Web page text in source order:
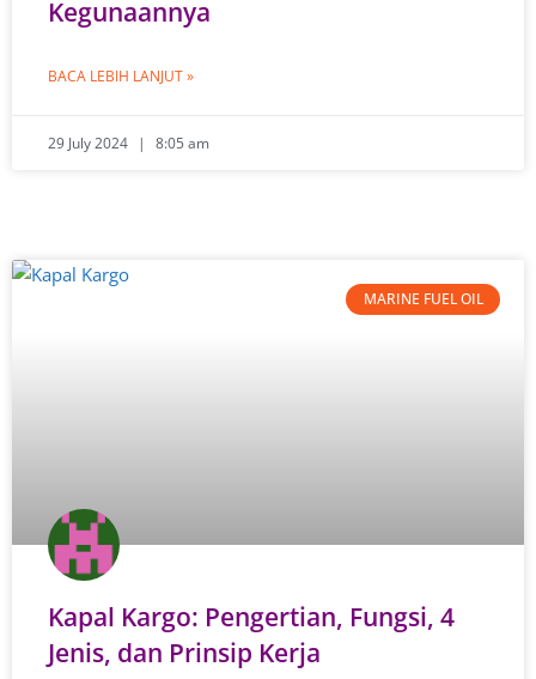
Kegunaannya
BACA LEBIH LANJUT »
29 July 2024 8:05 am
MARINE FUEL OIL
Kapal Kargo: Pengertian, Fungsi, 4
Jenis, dan Prinsip Kerja